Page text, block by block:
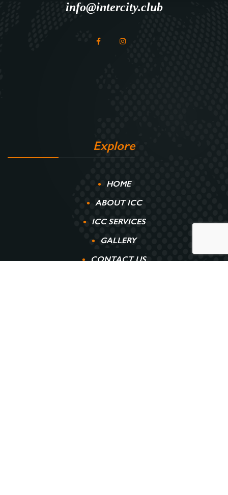
info@intercity.club
Explore
HOME
ABOUT ICC
ICC SERVICES
GALLERY
CONTACT US